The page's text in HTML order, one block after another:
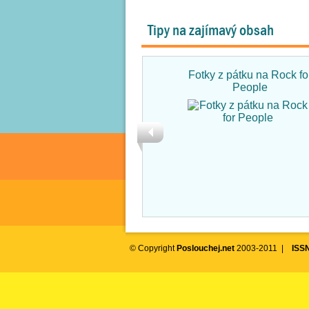
Tipy na zajímavý obsah
Fotky z pátku na Rock
People
© Copyright Poslouchej.net 2003-2011 |